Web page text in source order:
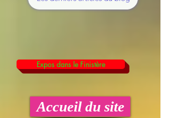
Expos dans le Finistère
Accueil du site